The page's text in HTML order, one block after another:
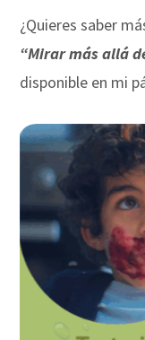
¿Quieres saber
“Mirar más allá
disponible en mi